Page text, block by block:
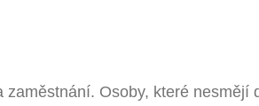
Osoby, které